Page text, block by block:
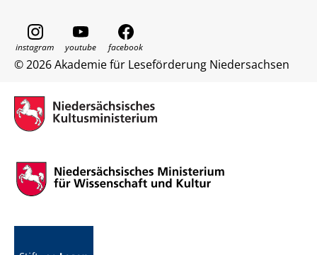
© 2026 Akademie für Leseförderung Niedersachsen